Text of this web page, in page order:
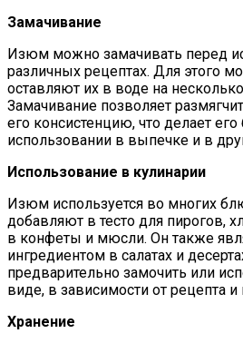
Замачивание
Изюм можно замачивать перед
различных рецептах. Для этого
оставляют их в воде на
Замачивание позволяет
его консистенцию, что делает
использовании в выпечке и в
Использование в кулинарии
Изюм используется во многих
добавляют в тесто для пирогов,
в конфеты и мюсли. Он также
ингредиентом в салатах и
предварительно замочить или
виде, в зависимости от рецепта и
Хранение